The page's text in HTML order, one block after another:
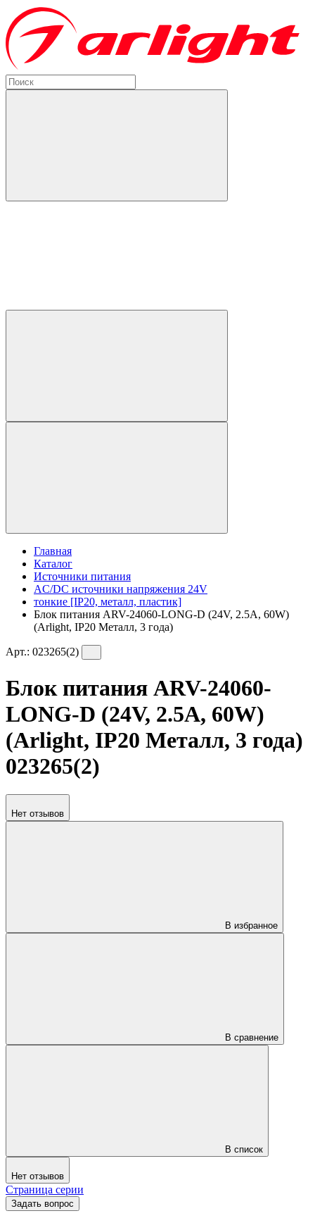
Главная
Каталог
Источники питания
AC/DC источники напряжения 24V
тонкие [IP20, металл, пластик]
Блок питания ARV-24060-LONG-D (24V, 2.5A, 60W)
(Arlight, IP20 Металл, 3 года)
Арт.: 023265(2)
Блок питания ARV-24060-
LONG-D (24V, 2.5A, 60W)
(Arlight, IP20 Металл, 3 года)
023265(2)
Нет отзывов
В избранное
В сравнение
В список
Нет отзывов
Страница серии
Задать вопрос